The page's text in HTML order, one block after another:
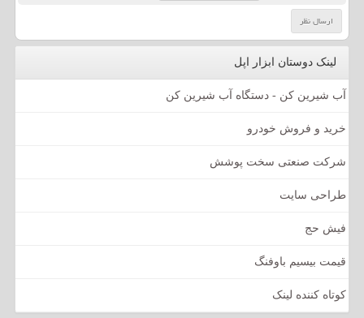
لینک دوستان ابزار اپل
آب شیرین کن - دستگاه آب شیرین کن
خرید و فروش خودرو
شرکت صنعتی سخت پوشش
طراحی سایت
فیش حج
قیمت بیسیم باوفنگ
کوتاه کننده لینک